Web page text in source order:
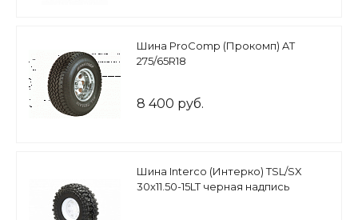
Шина ProComp (Прокомп) AT
275/65R18
8 400 руб.
Шина Interco (Интерко) TSL/SX
30х11.50-15LT черная надпись